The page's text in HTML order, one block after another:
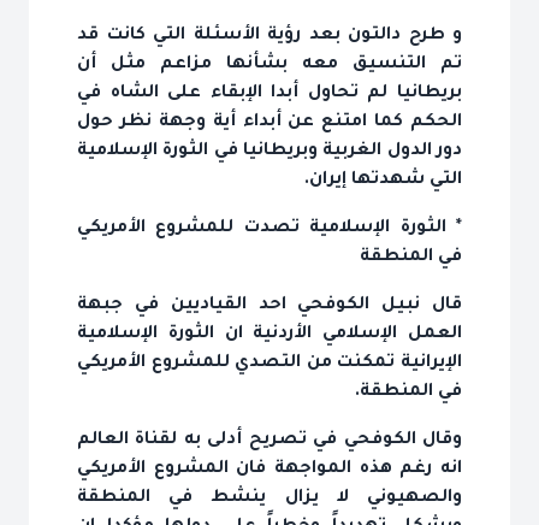
و طرح دالتون بعد رؤية الأسئلة التي كانت قد
تم التنسيق معه بشأنها مزاعم مثل أن
بريطانيا لم تحاول أبدا الإبقاء على الشاه في
الحكم كما امتنع عن أبداء أية وجهة نظر حول
دور الدول الغربية وبريطانيا في الثورة الإسلامية
التي شهدتها إيران.
* الثورة الإسلامية تصدت للمشروع الأمريكي
في المنطقة
قال نبيل الكوفحي احد القياديين في جبهة
العمل الإسلامي الأردنية ان الثورة الإسلامية
الإيرانية تمكنت من التصدي للمشروع الأمريكي
في المنطقة.
وقال الكوفحي في تصريح أدلى به لقناة العالم
انه رغم هذه المواجهة فان المشروع الأمريكي
والصهيوني لا يزال ينشط في المنطقة